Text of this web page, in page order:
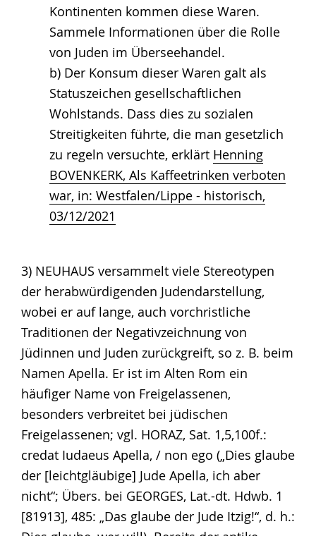
Kontinenten kommen diese Waren.
Sammele Informationen über die Rolle
von Juden im Überseehandel.
b) Der Konsum dieser Waren galt als
Statuszeichen gesellschaftlichen
Wohlstands. Dass dies zu sozialen
Streitigkeiten führte, die man gesetzlich
zu regeln versuchte, erklärt Henning
BOVENKERK, Als Kaffeetrinken verboten
war, in: Westfalen/Lippe - historisch,
03/12/2021
3) NEUHAUS versammelt viele Stereotypen
der herabwürdigenden Judendarstellung,
wobei er auf lange, auch vorchristliche
Traditionen der Negativzeichnung von
Jüdinnen und Juden zurückgreift, so z. B. beim
Namen Apella. Er ist im Alten Rom ein
häufiger Name von Freigelassenen,
besonders verbreitet bei jüdischen
Freigelassenen; vgl. HORAZ, Sat. 1,5,100f.:
credat Iudaeus Apella, / non ego („Dies glaube
der [leichtgläubige] Jude Apella, ich aber
nicht“; Übers. bei GEORGES, Lat.-dt. Hdwb. 1
[81913], 485: „Das glaube der Jude Itzig!“, d. h.: